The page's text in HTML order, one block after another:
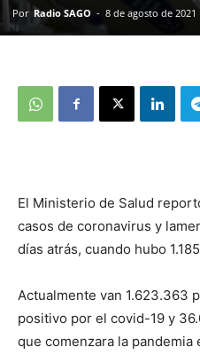
Por Radio SAGO - 8 de agosto de 2021
El Ministerio de Salud
casos de coronavirus y
días atrás, cuando hubo
Actualmente van 1.623.363
positivo por el covid-19 y
que comenzara la